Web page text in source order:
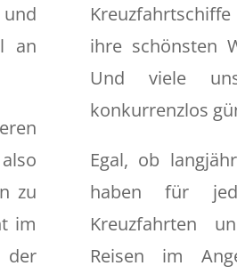
an
zu
im
der
ihre schönsten
Und viele
konkurrenzlos
Egal, ob
haben für
Kreuzfahrten
Reisen im